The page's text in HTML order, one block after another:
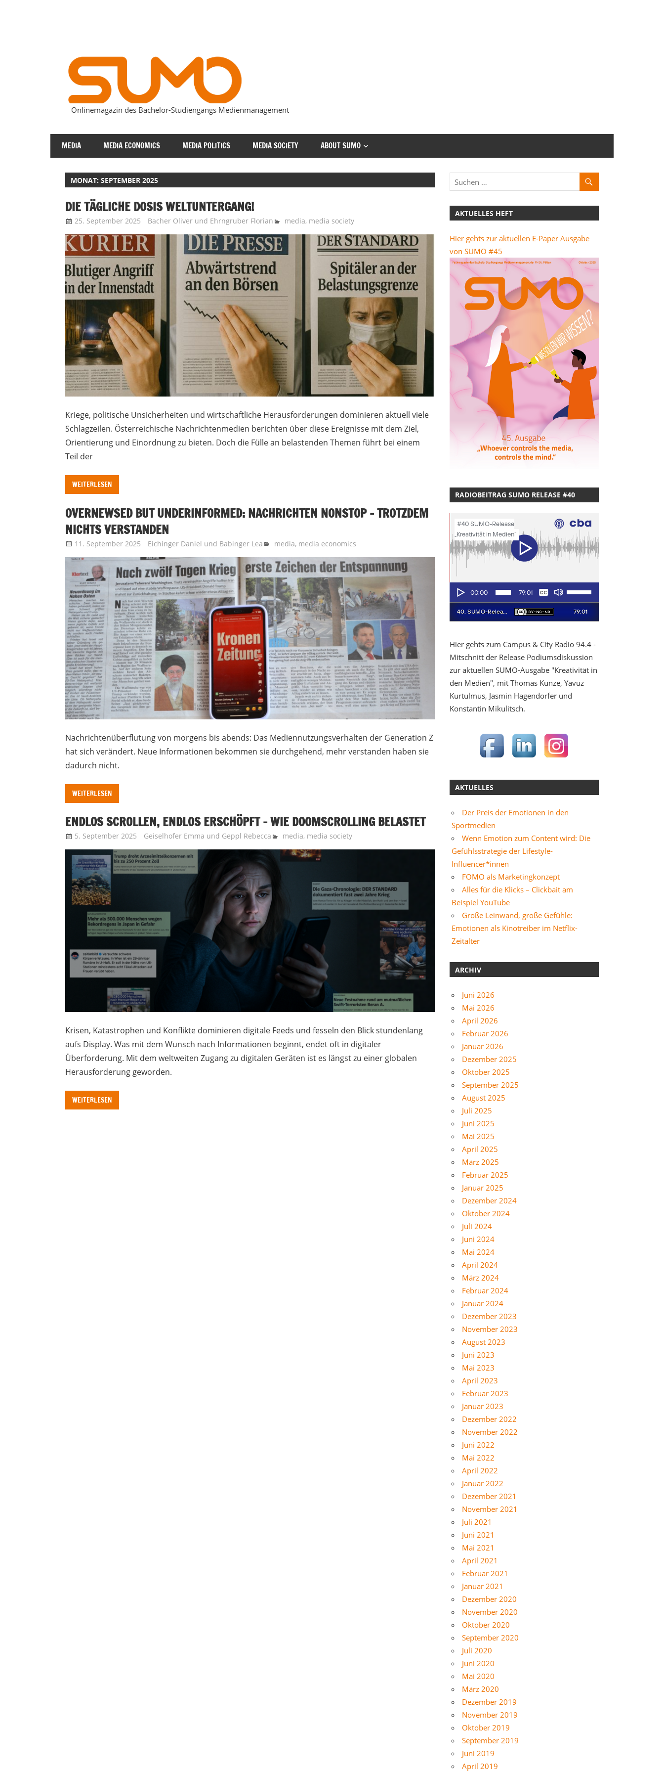
SUMOmag
Onlinemagazin des Bachelor-Studiengangs Medienmanagement
MEDIA MEDIA ECONOMICS MEDIA POLITICS MEDIA SOCIETY ABOUT SUMO
MONAT:SEPTEMBER 2025
DIE TÄGLICHE DOSIS WELTUNTERGANG!
25. September 2025 Bacher Oliver und Ehrngruber Florian media, media society
Kriege, politische Unsicherheiten und wirtschaftliche Herausforderungen dominieren aktuell viele
Schlagzeilen. Österreichische Nachrichtenmedien berichten über diese Ereignisse mit dem Ziel,
Orientierung und Einordnung zu bieten. Doch die Fülle an belastenden Themen führt bei einem
Teil der
WEITERLESEN
OVERNEWSED BUT UNDERINFORMED: NACHRICHTEN NONSTOP – TROTZDEM
NICHTS VERSTANDEN
11. September 2025 Eichinger Daniel und Babinger Lea media, media economics
Nachrichtenüberflutung von morgens bis abends: Das Mediennutzungsverhalten der Generation Z
hat sich verändert. Neue Informationen bekommen sie durchgehend, mehr verstanden haben sie
dadurch nicht.
WEITERLESEN
ENDLOS SCROLLEN, ENDLOS ERSCHÖPFT – WIE DOOMSCROLLING BELASTET
5. September 2025 Geiselhofer Emma und Geppl Rebecca media, media society
Krisen, Katastrophen und Konflikte dominieren digitale Feeds und fesseln den Blick stundenlang
aufs Display. Was mit dem Wunsch nach Informationen beginnt, endet oft in digitaler
Überforderung. Mit dem weltweiten Zugang zu digitalen Geräten ist es längst zu einer globalen
Herausforderung geworden.
WEITERLESEN
AKTUELLES HEFT
Hier gehts zur aktuellen E-Paper Ausgabe
von SUMO #45
RADIOBEITRAG SUMO RELEASE #40
Hier gehts zum Campus & City Radio 94.4 -
Mitschnitt der Release Podiumsdiskussion
zur aktuellen SUMO-Ausgabe "Kreativität in
den Medien", mit Thomas Kunze, Yavuz
Kurtulmus, Jasmin Hagendorfer und
Konstantin Mikulitsch.
AKTUELLES
Der Preis der Emotionen in den
Sportmedien
Wenn Emotion zum Content wird: Die
Gefühlsstrategie der Lifestyle-
Influencer*innen
FOMO als Marketingkonzept
Alles für die Klicks – Clickbait am
Beispiel YouTube
Große Leinwand, große Gefühle:
Emotionen als Kinotreiber im Netflix-
Zeitalter
ARCHIV
Juni 2026
Mai 2026
April 2026
Februar 2026
Januar 2026
Dezember 2025
Oktober 2025
September 2025
August 2025
Juli 2025
Juni 2025
Mai 2025
April 2025
März 2025
Februar 2025
Januar 2025
Dezember 2024
Oktober 2024
Juli 2024
Juni 2024
Mai 2024
April 2024
März 2024
Februar 2024
Januar 2024
Dezember 2023
November 2023
August 2023
Juni 2023
Mai 2023
April 2023
Februar 2023
Januar 2023
Dezember 2022
November 2022
Juni 2022
Mai 2022
April 2022
Januar 2022
Dezember 2021
November 2021
Juli 2021
Juni 2021
Mai 2021
April 2021
Februar 2021
Januar 2021
Dezember 2020
November 2020
Oktober 2020
September 2020
Juli 2020
Juni 2020
Mai 2020
März 2020
Dezember 2019
November 2019
Oktober 2019
September 2019
Juni 2019
April 2019